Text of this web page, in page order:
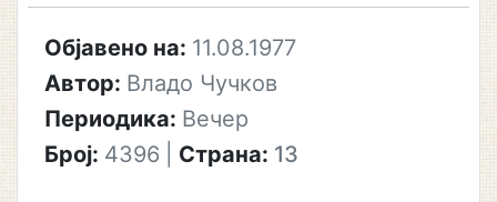
Објавено на: 11.08.1977
Автор: Владо Чучков
Периодика: Вечер
Број: 4396 Страна: 13